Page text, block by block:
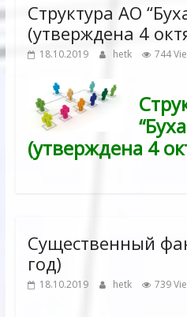
Структура АО
(утверждена 4
18.10.2019 hetk 744
(утверждена 4
Существенный
год)
18.10.2019 hetk 739